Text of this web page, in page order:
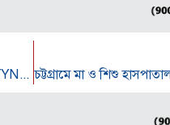
মরহুম নুরুল আবছার চৌধুরীর ২৭তম মৃত্যুবার্ষিকী পা‌লিত।CITYNEWS24.TV